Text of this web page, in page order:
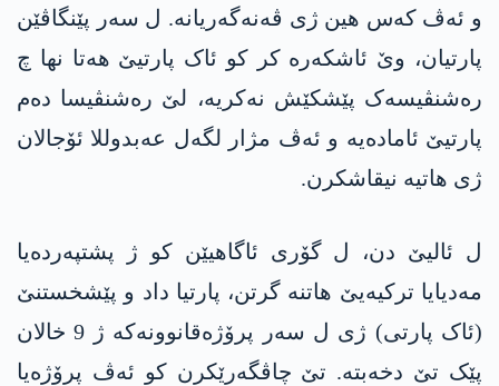
و ئەڤ کەس ھین ژی ڤەنەگەریانە. ل سەر پێنگاڤێن
پارتیان، وێ ئاشکەرە کر کو ئاک پارتیێ ھەتا نھا چ
رەشنڤیسەک پێشکێش نەکریە، لێ رەشنڤیسا دەم
پارتیێ ئامادەیە و ئەڤ مژار لگەل عەبدوللا ئۆجالان
ژی ھاتیە نیقاشکرن.
ل ئالیێ دن، ل گۆری ئاگاھیێن کو ژ پشتپەردەیا
مەدیایا ترکیەیێ ھاتنە گرتن، پارتیا داد و پێشخستنێ
(ئاک پارتی) ژی ل سەر پرۆژەقانوونەکە ژ 9 خالان
پێک تێ دخەبتە. تێ چاڤگەرێکرن کو ئەڤ پرۆژەیا